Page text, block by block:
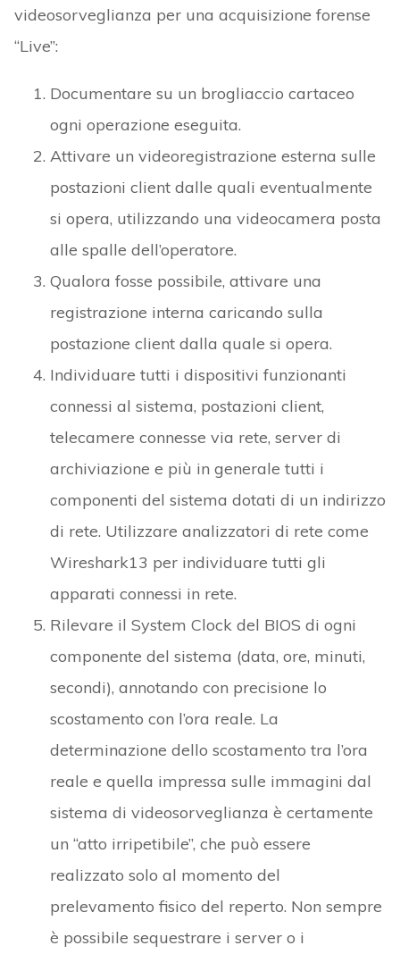
videosorveglianza per una acquisizione forense
“Live”:
Documentare su un brogliaccio cartaceo
ogni operazione eseguita.
Attivare un videoregistrazione esterna sulle
postazioni client dalle quali eventualmente
si opera, utilizzando una videocamera posta
alle spalle dell’operatore.
Qualora fosse possibile, attivare una
registrazione interna caricando sulla
postazione client dalla quale si opera.
Individuare tutti i dispositivi funzionanti
connessi al sistema, postazioni client,
telecamere connesse via rete, server di
archiviazione e più in generale tutti i
componenti del sistema dotati di un indirizzo
di rete. Utilizzare analizzatori di rete come
Wireshark13 per individuare tutti gli
apparati connessi in rete.
Rilevare il System Clock del BIOS di ogni
componente del sistema (data, ore, minuti,
secondi), annotando con precisione lo
scostamento con l’ora reale. La
determinazione dello scostamento tra l’ora
reale e quella impressa sulle immagini dal
sistema di videosorveglianza è certamente
un “atto irripetibile”, che può essere
realizzato solo al momento del
prelevamento fisico del reperto. Non sempre
è possibile sequestrare i server o i